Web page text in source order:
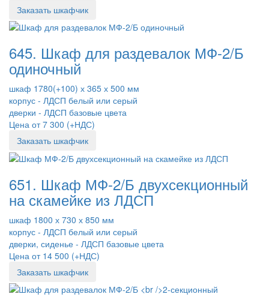
Заказать шкафчик
645. Шкаф для раздевалок МФ-2/Б
одиночный
шкаф 1780(+100) х 365 х 500 мм
корпус - ЛДСП белый или серый
дверки - ЛДСП базовые цвета
Цена от 7 300 (+НДС)
Заказать шкафчик
651. Шкаф МФ-2/Б двухсекционный
на скамейке из ЛДСП
шкаф 1800 х 730 х 850 мм
корпус - ЛДСП белый или серый
дверки, сиденье - ЛДСП базовые цвета
Цена от 14 500 (+НДС)
Заказать шкафчик